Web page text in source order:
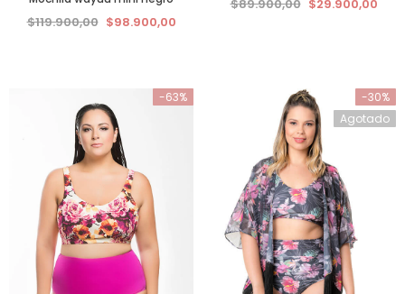
$119.900,00 $98.900,00
$89.900,00 $29.900,00
-63%
-30%
Agotado